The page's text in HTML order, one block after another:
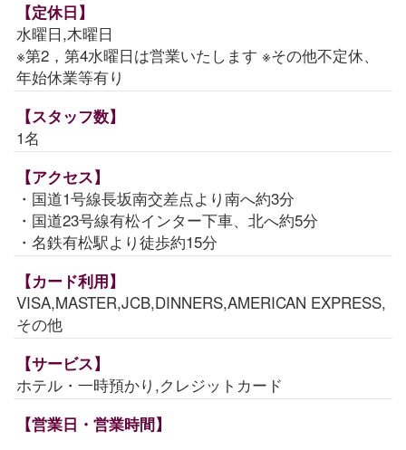
【定休日】
水曜日,木曜日
※第2，第4水曜日は営業いたします ※その他不定休、
年始休業等有り
【スタッフ数】
1名
【アクセス】
・国道1号線長坂南交差点より南へ約3分
・国道23号線有松インター下車、北へ約5分
・名鉄有松駅より徒歩約15分
【カード利用】
VISA,MASTER,JCB,DINNERS,AMERICAN EXPRESS,
その他
【サービス】
ホテル・一時預かり,クレジットカード
【営業日・営業時間】